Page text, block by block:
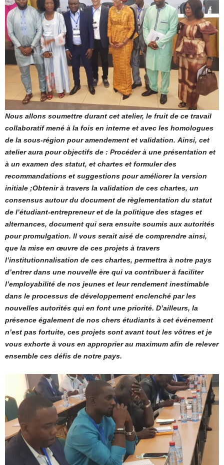
Nous allons soumettre durant cet atelier, le fruit de ce travail
collaboratif mené à la fois en interne et avec les homologues
de la sous-région pour amendement et validation. Ainsi, cet
atelier aura pour objectifs de : Procéder à une présentation et
à un examen des statut, et chartes et formuler des
recommandations et suggestions pour améliorer la version
initiale ;Obtenir à travers la validation de ces chartes, un
consensus autour du document de règlementation du statut
de l’étudiant-entrepreneur et de la politique des stages et
alternances, document qui sera ensuite soumis aux autorités
pour promulgation. Il vous serait aisé de comprendre ainsi,
que la mise en œuvre de ces projets à travers
l’institutionnalisation de ces chartes, permettra à notre pays
d’entrer dans une nouvelle ère qui va contribuer à faciliter
l’employabilité de nos jeunes et leur rendement inestimable
dans le processus de développement enclenché par les
nouvelles autorités qui en font une priorité. D’ailleurs, la
présence également de nos chers étudiants à cet événement
n’est pas fortuite, ces projets sont avant tout les vôtres et je
vous exhorte à vous en approprier au maximum afin de relever
ensemble ces défis de notre pays.